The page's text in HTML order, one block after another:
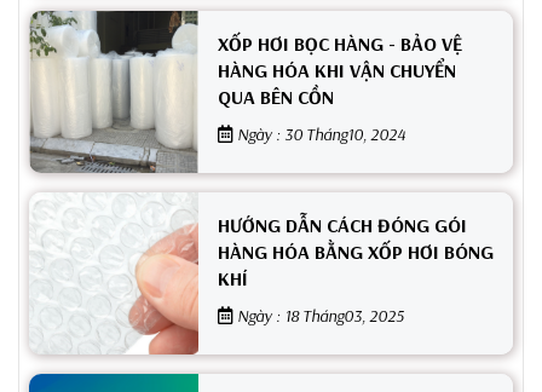
XỐP HƠI BỌC HÀNG - BẢO VỆ
HÀNG HÓA KHI VẬN CHUYỂN
QUA BÊN CỒN
Ngày : 30 Tháng10, 2024
HƯỚNG DẪN CÁCH ĐÓNG GÓI
HÀNG HÓA BẰNG XỐP HƠI BÓNG
KHÍ
Ngày : 18 Tháng03, 2025